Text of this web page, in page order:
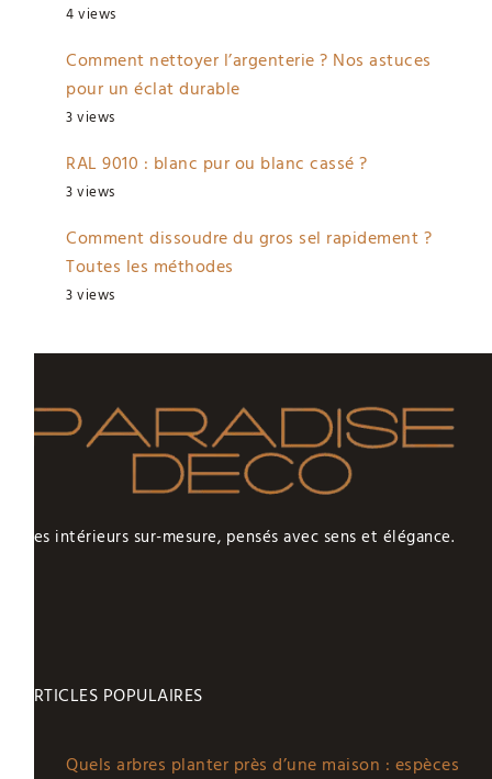
4 views
Comment nettoyer l’argenterie ? Nos astuces
pour un éclat durable
3 views
RAL 9010 : blanc pur ou blanc cassé ?
3 views
Comment dissoudre du gros sel rapidement ?
Toutes les méthodes
3 views
Des intérieurs sur-mesure, pensés avec sens et élégance.
ARTICLES POPULAIRES
Quels arbres planter près d’une maison : espèces